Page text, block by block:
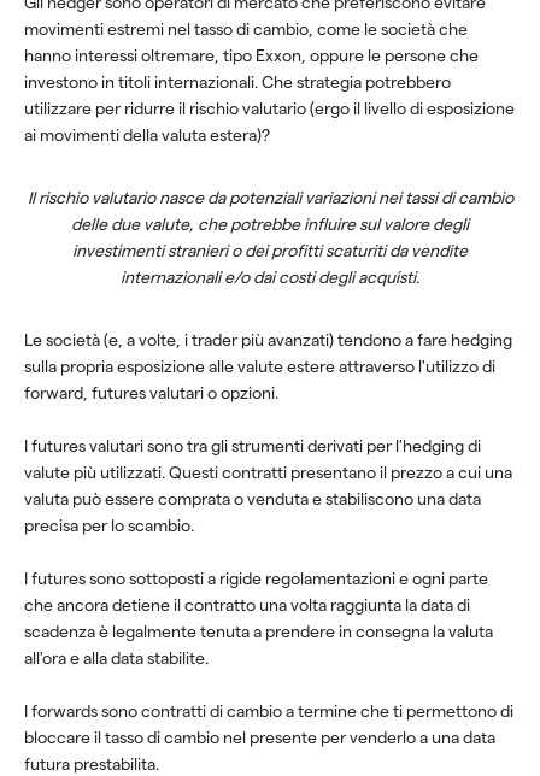
movimenti estremi nel tasso di cambio, come le società che
hanno interessi oltremare, tipo Exxon, oppure le persone che
investono in titoli internazionali. Che strategia potrebbero
utilizzare per ridurre il rischio valutario (ergo il livello di esposizione
ai movimenti della valuta estera)?
Il rischio valutario nasce da potenziali variazioni nei tassi di cambio
delle due valute, che potrebbe influire sul valore degli
investimenti stranieri o dei profitti scaturiti da vendite
internazionali e/o dai costi degli acquisti.
Le società (e, a volte, i trader più avanzati) tendono a fare hedging
sulla propria esposizione alle valute estere attraverso l'utilizzo di
forward, futures valutari o opzioni.
I futures valutari sono tra gli strumenti derivati per l'hedging di
valute più utilizzati. Questi contratti presentano il prezzo a cui una
valuta può essere comprata o venduta e stabiliscono una data
precisa per lo scambio.
I futures sono sottoposti a rigide regolamentazioni e ogni parte
che ancora detiene il contratto una volta raggiunta la data di
scadenza è legalmente tenuta a prendere in consegna la valuta
all'ora e alla data stabilite.
I forwards sono contratti di cambio a termine che ti permettono di
bloccare il tasso di cambio nel presente per venderlo a una data
futura prestabilita.